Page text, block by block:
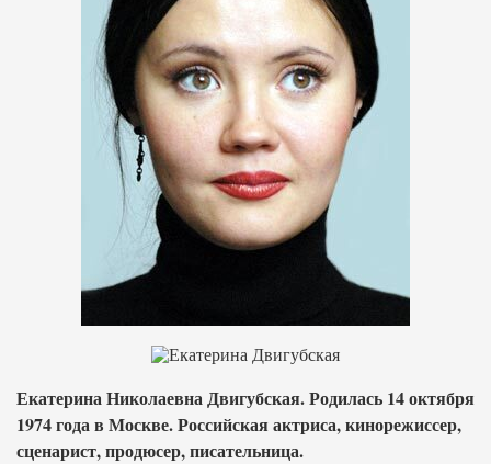
Екатерина Николаевна Двигубская. Родилась 14 октября
1974 года в Москве. Российская актриса, кинорежиссер,
сценарист, продюсер, писательница.